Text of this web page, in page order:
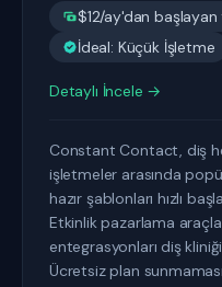
$12/ay'dan
İdeal: Küçük İşletme
Detaylı İncele →
Constant Contact, diş
işletmeler arasında
hazır şablonları hızlı
Etkinlik pazarlama
entegrasyonları diş
Ücretsiz plan